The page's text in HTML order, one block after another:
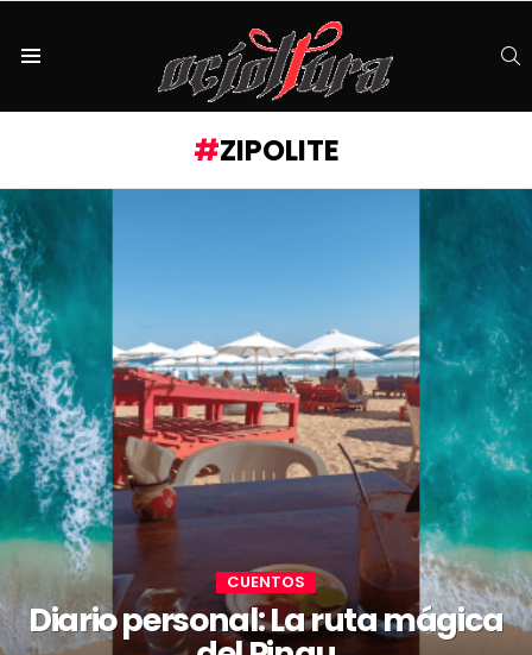
ZIPOLITE
CUENTOS
Diario personal: La ruta mágica